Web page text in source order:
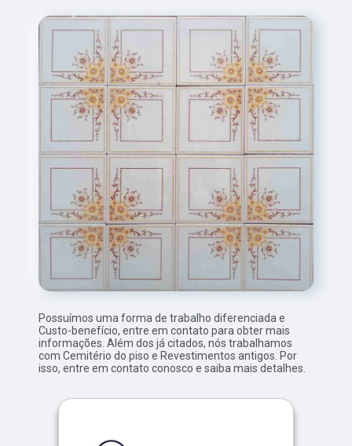
Possuímos uma forma de trabalho diferenciada e
Custo-benefício, entre em contato para obter mais
informações. Além dos já citados, nós trabalhamos
com Cemitério do piso e Revestimentos antigos. Por
isso, entre em contato conosco e saiba mais detalhes.